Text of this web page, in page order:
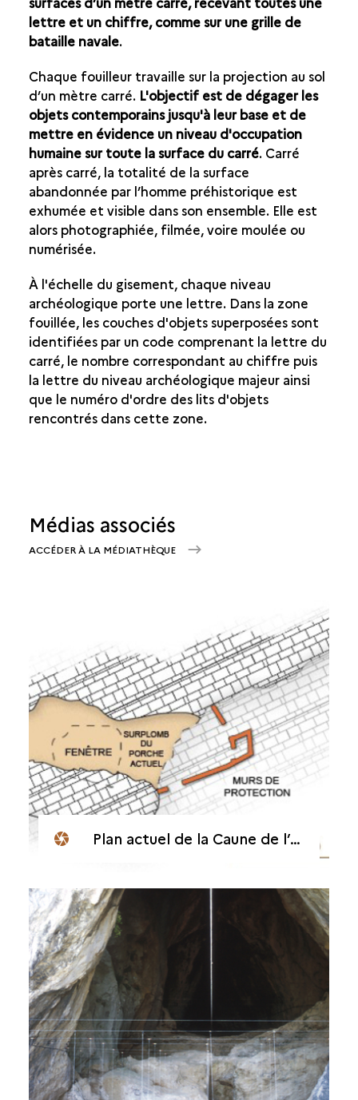
lettre et un chiffre, comme sur une grille de
bataille navale.
Chaque fouilleur travaille sur la projection au sol
d’un mètre carré. L'objectif est de dégager les
objets contemporains jusqu'à leur base et de
mettre en évidence un niveau d'occupation
humaine sur toute la surface du carré. Carré
après carré, la totalité de la surface
abandonnée par l’homme préhistorique est
exhumée et visible dans son ensemble. Elle est
alors photographiée, filmée, voire moulée ou
numérisée.
À l'échelle du gisement, chaque niveau
archéologique porte une lettre. Dans la zone
fouillée, les couches d'objets superposées sont
identifiées par un code comprenant la lettre du
carré, le nombre correspondant au chiffre puis
la lettre du niveau archéologique majeur ainsi
que le numéro d'ordre des lits d'objets
rencontrés dans cette zone.
Médias associés
ACCÉDER À LA MÉDIATHÈQUE
Plan actuel de la Caune de l’Arago